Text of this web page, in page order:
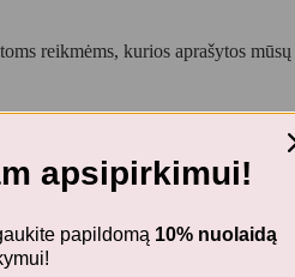
reikmėms, kurios aprašytos mūsų
apsipirkimui!
papildomą 10% nuolaidą